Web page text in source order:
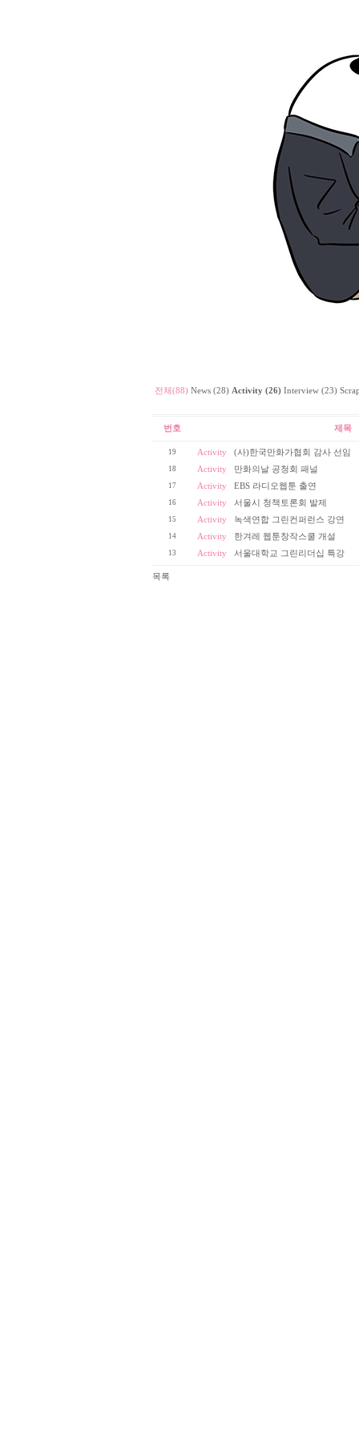
전체(88) News (28) Activity (26) Interview (23)
번호 제목
19 Activity (사)한국만화가협회 감사 선임
18 Activity 만화의날 공청회 패널
17 Activity EBS 라디오웹툰 출연
16 Activity 서울시 청책토론회 발제
15 Activity 녹색연합 그린컨퍼런스 강연
14 Activity 한겨레 웹툰창작스쿨 개설
13 Activity 서울대학교 그린리더십 특강
목록